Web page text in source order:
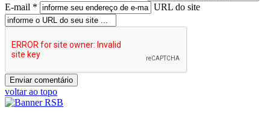
E-mail *
URL do site
voltar ao topo